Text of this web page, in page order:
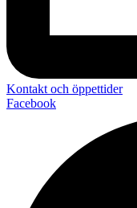
Kontakt och öppettider
Facebook